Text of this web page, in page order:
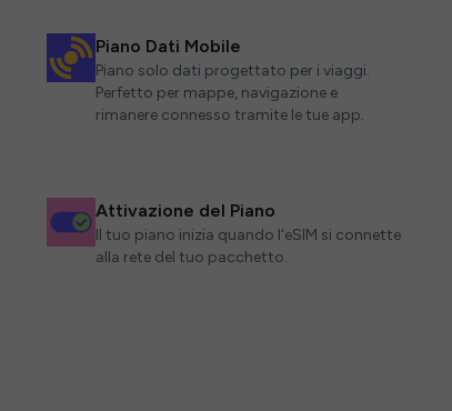
Piano Dati Mobile
Piano solo dati progettato per i viaggi.
Perfetto per mappe, navigazione e
rimanere connesso tramite le tue app.
Attivazione del Piano
Il tuo piano inizia quando l'eSIM si connette
alla rete del tuo pacchetto.